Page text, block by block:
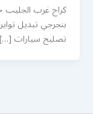
كراج غرب الجليب
بنجرجي تبديل
تصليح سيارات […]